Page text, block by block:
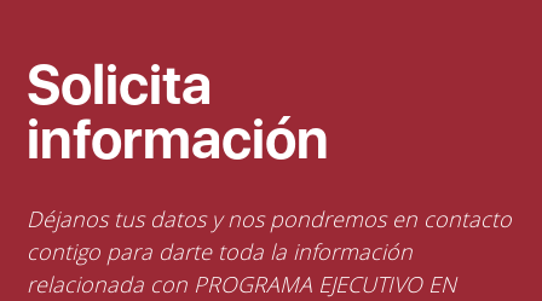
Solicita
información
Déjanos tus datos y nos pondremos en contacto
contigo para darte toda la información
relacionada con PROGRAMA EJECUTIVO EN